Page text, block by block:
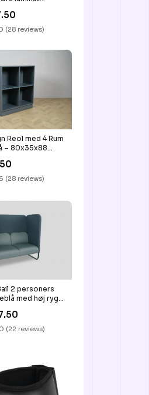
(28 reviews)
Reol med 4 Rum
– 80x35x88
(28 reviews)
2 personers
med høj ryg
(22 reviews)